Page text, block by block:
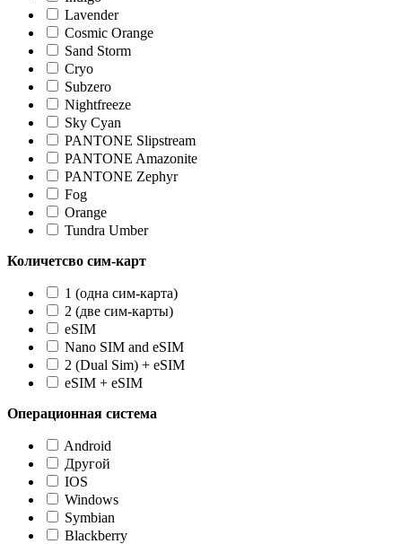
Lavender
Cosmic Orange
Sand Storm
Cryo
Subzero
Nightfreeze
Sky Cyan
PANTONE Slipstream
PANTONE Amazonite
PANTONE Zephyr
Fog
Orange
Tundra Umber
Количетсво сим-карт
1 (одна сим-карта)
2 (две сим-карты)
eSIM
Nano SIM and eSIM
2 (Dual Sim) + eSIM
eSIM + eSIM
Операционная система
Android
Другой
IOS
Windows
Symbian
Blackberry